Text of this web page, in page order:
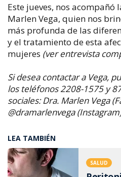
Este jueves, nos acompañó
Marlen Vega, quien nos
más profunda de las
y el tratamiento de esta
mujeres (ver entrevista
Si desea contactar a Vega,
los teléfonos 2208-1575 y
sociales: Dra. Marlen Vega
@dramarlenvega
LEA TAMBIÉN
SALUD